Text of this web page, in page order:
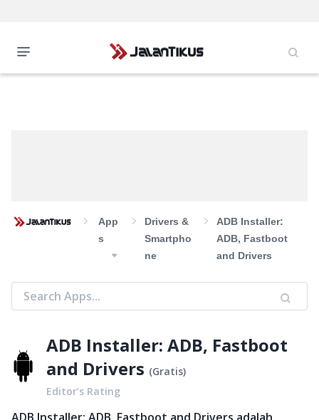
App
S
Drivers &
Smartpho
Ne
ADB Installer:
ADB, Fastboot
and Drivers
ADB Installer: ADB, Fastboot
and Drivers (Gratis)
Editor’s Rating